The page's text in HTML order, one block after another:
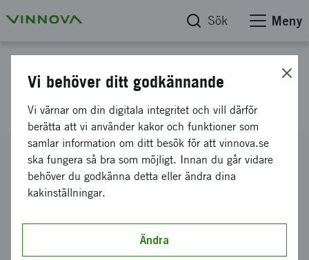
Sök Meny
Färdplan för mobilitetshubbar
Diarienummer
2022-01397
Koordinator
Stadsbyggnadsförvaltningen
Bidrag från Vinnova
Vi behöver ditt godkännande
Vi värnar om din digitala integritet och vill därför
berätta att vi använder kakor och funktioner som
samlar information om ditt besök för att vinnova.se
ska fungera så bra som möjligt. Innan du går vidare
behöver du godkänna detta eller ändra dina
kakinställningar.
Ändra